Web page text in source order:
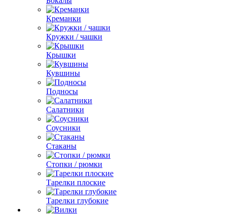
Креманки
Кружки / чашки
Крышки
Кувшины
Подносы
Салатники
Соусники
Стаканы
Стопки / рюмки
Тарелки плоские
Тарелки глубокие